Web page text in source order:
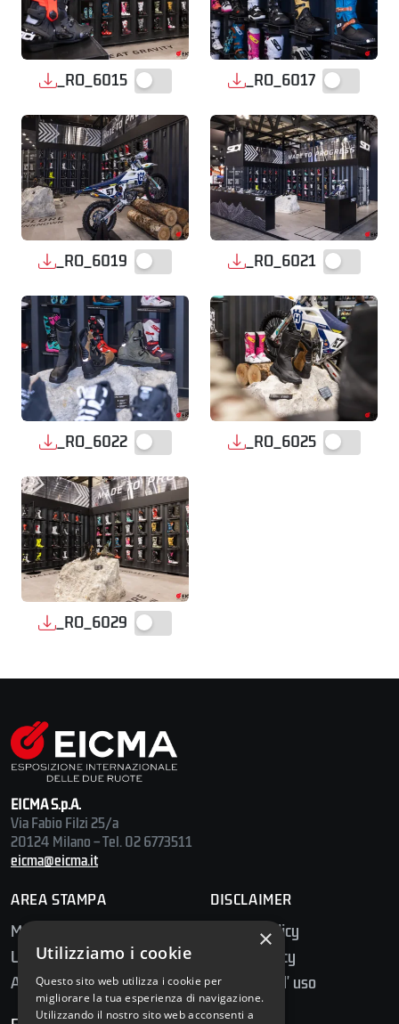
_RO_6015 _RO_6017
_RO_6019 _RO_6021
_RO_6022 _RO_6025
_RO_6029
EICMA S.p.A.
Via Fabio Filzi 25/a
20124 Milano – Tel. 02 6773511
eicma@eicma.it
AREA STAMPA
Media Center
Ufficio Stampa
Accredito Stampa
DISCLAIMER
Privacy Policy
Cookie Policy
Condizioni d' uso
×
Utilizziamo i cookie
Questo sito web utilizza i cookie per
migliorare la tua esperienza di navigazione.
Utilizzando il nostro sito web acconsenti a